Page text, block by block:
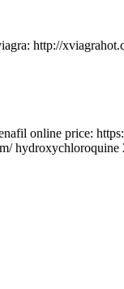
http://
online price:
hydroxychloroquine